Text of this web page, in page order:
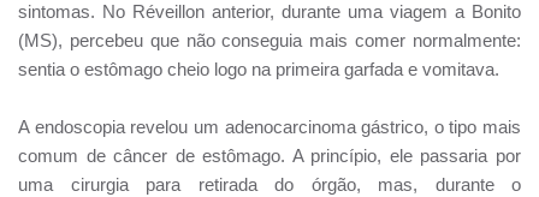
sintomas. No Réveillon anterior, durante uma viagem a Bonito
(MS), percebeu que não conseguia mais comer normalmente:
sentia o estômago cheio logo na primeira garfada e vomitava.
A endoscopia revelou um adenocarcinoma gástrico, o tipo mais
comum de câncer de estômago. A princípio, ele passaria por
uma cirurgia para retirada do órgão, mas, durante o